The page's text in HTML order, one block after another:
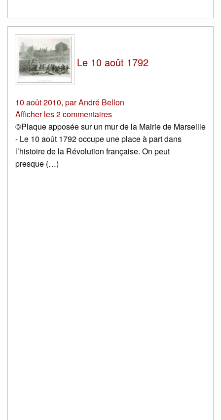
Le 10 août 1792
10 août 2010, parAndré Bellon
Afficher les 2 commentaires
©Plaque apposée sur un mur de la Mairie de Marseille
- Le 10 août 1792 occupe une place à part dans
l’histoire de la Révolution française. On peut
presque (…)